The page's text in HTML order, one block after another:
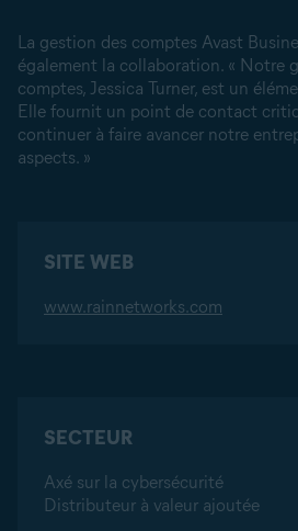
La gestion des comptes Avast
également la collaboration. « Notre
comptes, Jessica Turner, est un
Elle fournit un point de contact
continuer à faire avancer notre
aspects. »
SITE WEB
www.rainnetworks.com
SECTEUR
Axé sur la cybersécurité
Distributeur à valeur ajoutée